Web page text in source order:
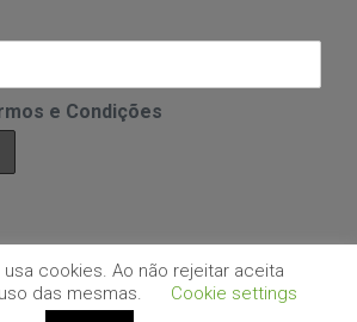
e Condições
Desenvolvido por: Aloha - Business & Software
cookies. Ao não rejeitar aceita
das mesmas.
Cookie settings